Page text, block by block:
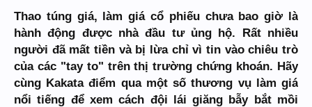
Thao túng giá, làm giá cổ phiếu chưa bao giờ là
hành động được nhà đầu tư ủng hộ. Rất nhiều
người đã mất tiền và bị lừa chỉ vì tin vào chiêu trò
của các "tay to" trên thị trường chứng khoán. Hãy
cùng Kakata điểm qua một số thương vụ làm giá
nổi tiếng để xem cách đội lái giăng bẫy bắt mồi